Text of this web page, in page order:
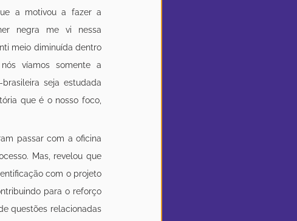
a motivou a fazer a
negra me vi nessa
meio diminuída dentro
víamos somente a
seja estudada
que é o nosso foco,
passar com a oficina
Mas, revelou que
com o projeto
para o reforço
questões relacionadas